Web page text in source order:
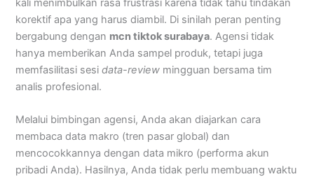
kali menimbulkan rasa frustrasi karena tidak tahu tindakan
korektif apa yang harus diambil. Di sinilah peran penting
bergabung dengan mcn tiktok surabaya. Agensi tidak
hanya memberikan Anda sampel produk, tetapi juga
memfasilitasi sesidata-review mingguan bersama tim
analis profesional.
Melalui bimbingan agensi, Anda akan diajarkan cara
membaca data makro (tren pasar global) dan
mencocokkannya dengan data mikro (performa akun
pribadi Anda). Hasilnya, Anda tidak perlu membuang waktu